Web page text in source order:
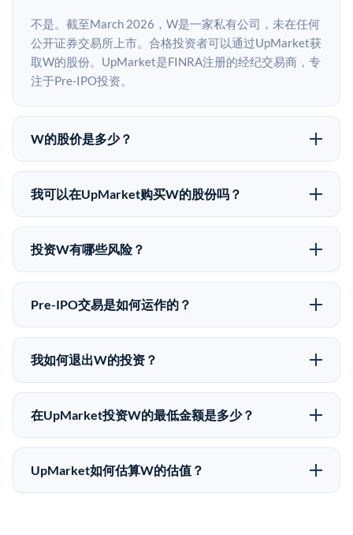
不是。截至March 2026，W是一家私有公司，未在任何
公开证券交易所上市。合格投资者可以通过UpMarket获
取W的股份。UpMarket是FINRA注册的经纪交易商，专
注于Pre-IPO投资。
W的股价是多少？
W没有公开股价，因为它是一家私有公司。最近的已知
股价来自其最近一轮融资。 二级市场上的Pre-IPO股价
同。
我可以在UpMarket购买W的股份吗？
可以。合格投资者可以通过填写本页表单或在
upmarket.co创建账户来表达对W股份的投资意向。所有
美元。UpMarket是FINRA注册的经纪交易商，自2019
年以来已经纪超过5亿美元的另类投资。
投资W有哪些风险？
Pre-IPO投资存在重大风险。W的股份流动性低，意味着
没有公开市场可以快速出售。不存在确定的退出时间表
全部损失的准备。私有公司的估值在融资轮次之间可能
大幅波动。投资者应在投资前咨询其财务顾问并审阅所
Pre-IPO交易是如何运作的？
在Pre-IPO交易中，合格投资者通过二级市场平台从现有
股东（如员工、早期投资者或其他持有人）处购买股
为FINRA注册的经纪交易商促成这些交易，代表双方处
理合规、文件和结算事宜。
我如何退出W的投资？
Pre-IPO持股主要有两种退出途径：在二级市场将股份出
售给其他买家，或持有直到公司完成IPO或被收购。两
市场条件。任何退出的时间都是不可预测的，投资者应
做好多年持有的准备。
在UpMarket投资W的最低金额是多少？
UpMarket上大多数Pre-IPO产品的最低投资金额为
50,000美元。具体金额可能因产品和股份供应情况而有
UpMarket如何估算W的估值？